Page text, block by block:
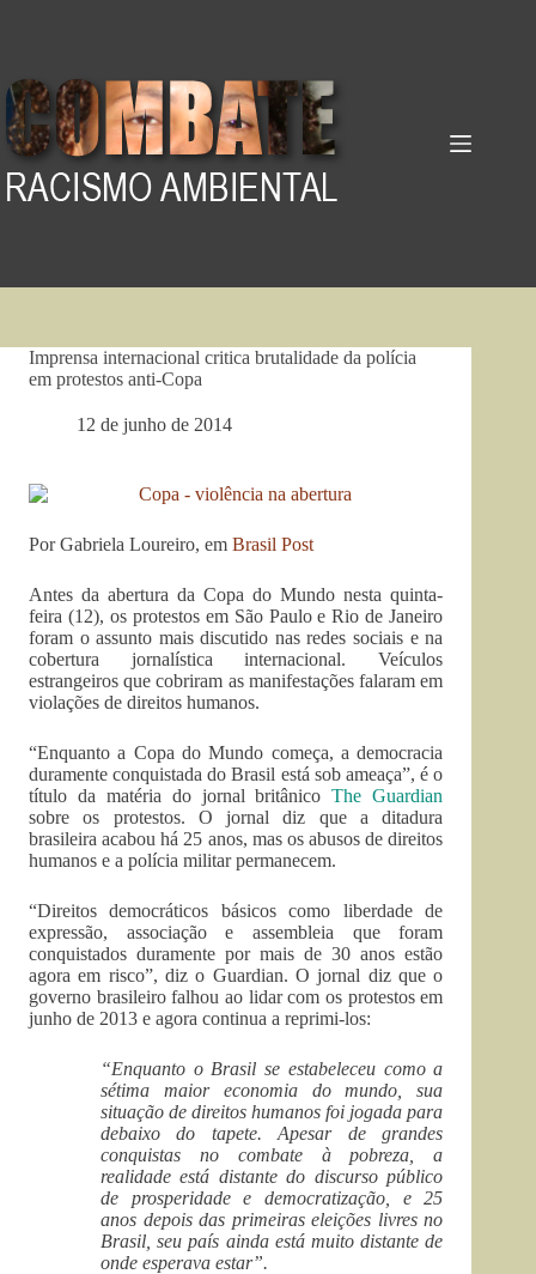
Imprensa internacional critica brutalidade da polícia
em protestos anti-Copa
12 de junho de 2014
Por Gabriela Loureiro, em Brasil Post
Antes da abertura da Copa do Mundo nesta quinta-
feira (12), os protestos em São Paulo e Rio de Janeiro
foram o assunto mais discutido nas redes sociais e na
cobertura jornalística internacional. Veículos
estrangeiros que cobriram as manifestações falaram em
violações de direitos humanos.
“Enquanto a Copa do Mundo começa, a democracia
duramente conquistada do Brasil está sob ameaça”, é o
título da matéria do jornal britânico The Guardian
sobre os protestos. O jornal diz que a ditadura
brasileira acabou há 25 anos, mas os abusos de direitos
humanos e a polícia militar permanecem.
“Direitos democráticos básicos como liberdade de
expressão, associação e assembleia que foram
conquistados duramente por mais de 30 anos estão
agora em risco”, diz o Guardian. O jornal diz que o
governo brasileiro falhou ao lidar com os protestos em
junho de 2013 e agora continua a reprimi-los:
“Enquanto o Brasil se estabeleceu como a
sétima maior economia do mundo, sua
situação de direitos humanos foi jogada para
debaixo do tapete. Apesar de grandes
conquistas no combate à pobreza, a
realidade está distante do discurso público
de prosperidade e democratização, e 25
anos depois das primeiras eleições livres no
Brasil, seu país ainda está muito distante de
onde esperava estar”.